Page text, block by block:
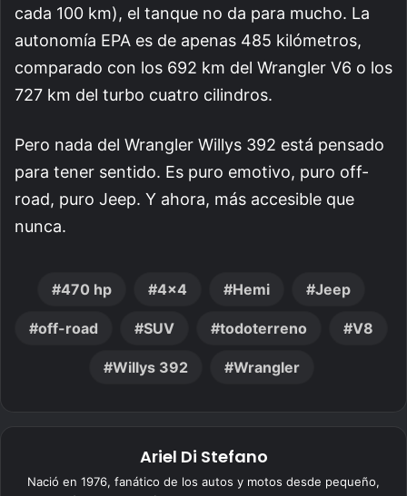
cada 100 km), el tanque no da para mucho. La
autonomía EPA es de apenas 485 kilómetros,
comparado con los 692 km del Wrangler V6 o los
727 km del turbo cuatro cilindros.
Pero nada del Wrangler Willys 392 está pensado
para tener sentido. Es puro emotivo, puro off-
road, puro Jeep. Y ahora, más accesible que
nunca.
470 hp 4x4 Hemi Jeep
off-road SUV todoterreno V8
Willys 392 Wrangler
Ariel Di Stefano
Nació en 1976, fanático de los autos y motos desde pequeño,